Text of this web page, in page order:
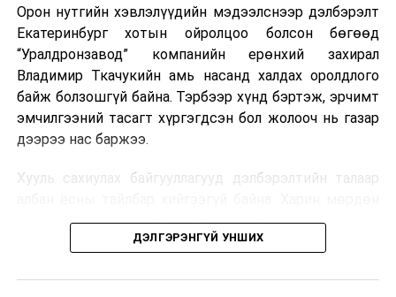
Мароккогийн хөдөлмөр эрхлэлтийн сайд мэдэгджээ.
Орон нутгийн хэвлэлүүдийн мэдээлснээр дэлбэрэлт
Екатеринбург хотын ойролцоо болсон бөгөөд
“Уралдронзавод” компанийн ерөнхий захирал
Владимир Ткачукийн амь насанд халдах оролдлого
байж болзошгүй байна. Тэрбээр хүнд бэртэж, эрчимт
эмчилгээний тасагт хүргэгдсэн бол жолооч нь газар
дээрээ нас баржээ.
Хууль сахиулах байгууллагууд дэлбэрэлтийн талаар
шалгах байгууллага олон нийтэд аюултай аргаар
хүний амь насанд халдахыг завдсан гэх үндэслэлээр
мэдээлжээ.
ДЭЛГЭРЭНГҮЙ УНШИХ